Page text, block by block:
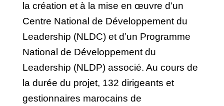
la création et à la mise en œuvre d’un
Centre National de Développement du
Leadership (NLDC) et d’un Programme
National de Développement du
Leadership (NLDP) associé. Au cours de
la durée du projet, 132 dirigeants et
gestionnaires marocains de